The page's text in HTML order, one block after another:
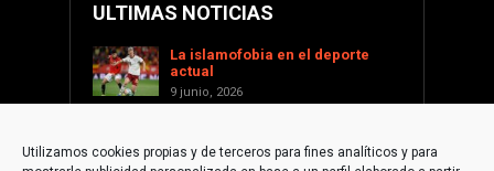
Utilizamos cookies propias y de terceros para fines analíticos y para
ULTIMAS NOTICIAS
La islamofobia en el deporte
actual
9 junio, 2026
17 enero, 2026